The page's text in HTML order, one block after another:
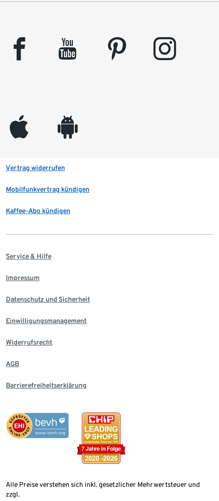
facebook youtube pinterest instagram
appleinc android
Vertrag widerrufen
Mobilfunkvertrag kündigen
Kaffee-Abo kündigen
Service & Hilfe
Impressum
Datenschutz und Sicherheit
Einwilligungsmanagement
Widerrufsrecht
AGB
Barrierefreiheitserklärung
Alle Preise verstehen sich inkl. gesetzlicher Mehrwertsteuer und
zzgl.